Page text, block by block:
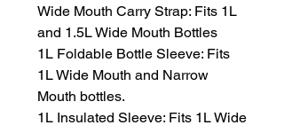
Wide Mouth Carry Strap: Fits 1L
and 1.5L Wide Mouth Bottles
1L Foldable Bottle Sleeve: Fits
1L Wide Mouth and Narrow
Mouth bottles.
1L Insulated Sleeve: Fits 1L Wide